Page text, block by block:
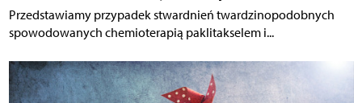
Przedstawiamy przypadek stwardnień twardzinopodobnych
spowodowanych chemioterapią paklitakselem i...